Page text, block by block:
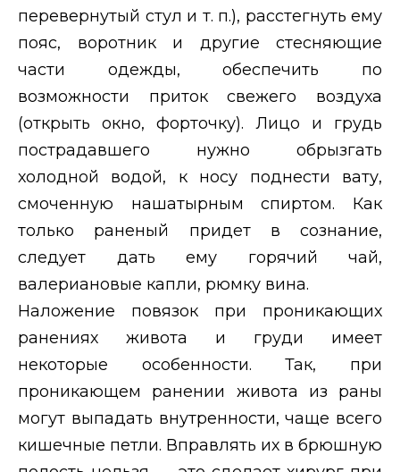
перевернутый стул и т. п.), расстегнуть ему
пояс, воротник и другие стесняющие
части одежды, обеспечить по
возможности приток свежего воздуха
(открыть окно, форточку). Лицо и грудь
пострадавшего нужно обрызгать
холодной водой, к носу поднести вату,
смоченную нашатырным спиртом. Как
только раненый придет в сознание,
следует дать ему горячий чай,
валериановые капли, рюмку вина.
Наложение повязок при проникающих
ранениях живота и груди имеет
некоторые особенности. Так, при
проникающем ранении живота из раны
могут выпадать внутренности, чаще всего
кишечные петли. Вправлять их в брюшную